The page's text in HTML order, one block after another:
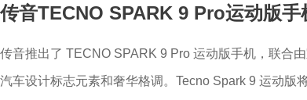
传音TECNO SPARK 9 Pro运动版
传音推出了 TECNO SPARK 9 Pro 运动版手机，联合
汽车设计标志元素和奢华格调。Tecno Spark 9 运动版